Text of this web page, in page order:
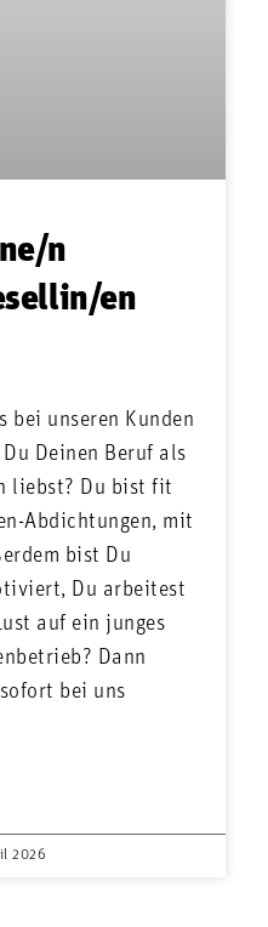
n
en
bei unseren Kunden
Deinen Beruf als
liebst? Du bist fit
Abdichtungen, mit
bist Du
Du arbeitest
auf ein junges
Dann
bei uns
2026